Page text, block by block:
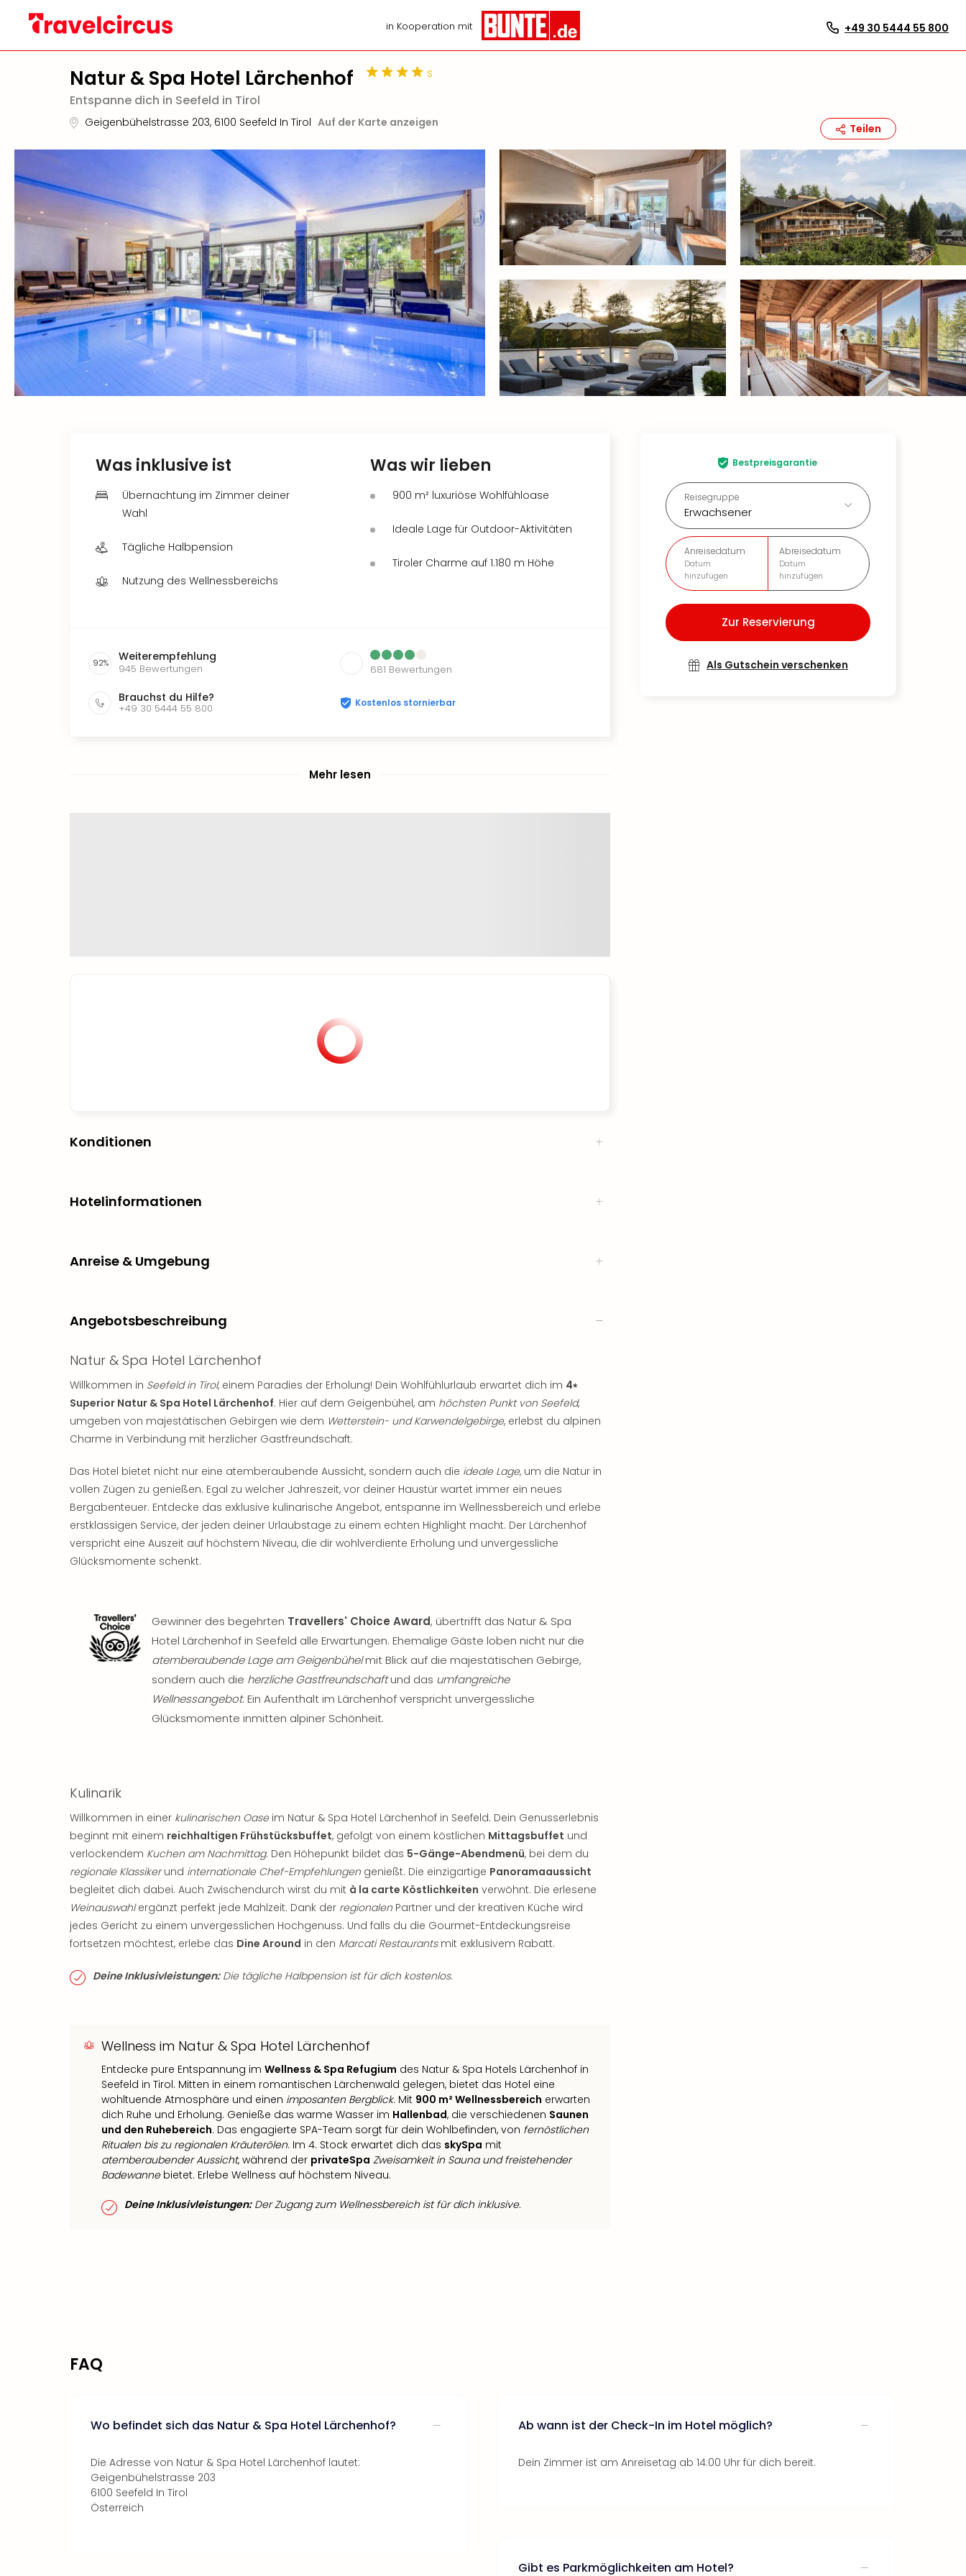
in Kooperation mit +49 30 5444 55 800
Natur & Spa Hotel Lärchenhof
s
Entspanne dich in Seefeld in Tirol
Geigenbühelstrasse 203, 6100 Seefeld In Tirol Auf der Karte anzeigen Teilen
Bestpreisgarantie
Reisegruppe
Erwachsener
Anreisedatum
Datum
hinzufügen
Abreisedatum
Datum
hinzufügen
Zur Reservierung
Als Gutschein verschenken
Was inklusive ist
Übernachtung im Zimmer deiner
Wahl
Tägliche Halbpension
Nutzung des Wellnessbereichs
Was wir lieben
900 m² luxuriöse Wohlfühloase
Ideale Lage für Outdoor-Aktivitäten
Tiroler Charme auf 1.180 m Höhe
92% Weiterempfehlung
945 Bewertungen 681 Bewertungen
Brauchst du Hilfe?
+49 30 5444 55 800 Kostenlos stornierbar
Mehr lesen
Konditionen
Hotelinformationen
Anreise & Umgebung
Angebotsbeschreibung
Natur & Spa Hotel Lärchenhof
Willkommen in Seefeld in Tirol, einem Paradies der Erholung! Dein Wohlfühlurlaub erwartet dich im 4⭑
Superior Natur & Spa Hotel Lärchenhof. Hier auf dem Geigenbühel, am höchsten Punkt von Seefeld,
umgeben von majestätischen Gebirgen wie dem Wetterstein- und Karwendelgebirge, erlebst du alpinen
Charme in Verbindung mit herzlicher Gastfreundschaft.
Das Hotel bietet nicht nur eine atemberaubende Aussicht, sondern auch die ideale Lage, um die Natur in
vollen Zügen zu genießen. Egal zu welcher Jahreszeit, vor deiner Haustür wartet immer ein neues
Bergabenteuer. Entdecke das exklusive kulinarische Angebot, entspanne im Wellnessbereich und erlebe
erstklassigen Service, der jeden deiner Urlaubstage zu einem echten Highlight macht. Der Lärchenhof
verspricht eine Auszeit auf höchstem Niveau, die dir wohlverdiente Erholung und unvergessliche
Glücksmomente schenkt.
Gewinner des begehrten Travellers' Choice Award, übertrifft das Natur & Spa
Hotel Lärchenhof in Seefeld alle Erwartungen. Ehemalige Gäste loben nicht nur die
atemberaubende Lage am Geigenbühelmit Blick auf die majestätischen Gebirge,
sondern auch die herzliche Gastfreundschaftund das umfangreiche
Wellnessangebot. Ein Aufenthalt im Lärchenhof verspricht unvergessliche
Glücksmomente inmitten alpiner Schönheit.
Kulinarik
Willkommen in einer kulinarischen Oaseim Natur & Spa Hotel Lärchenhof in Seefeld. Dein Genusserlebnis
beginnt mit einem reichhaltigen Frühstücksbuffet, gefolgt von einem köstlichen Mittagsbuffet und
verlockendem Kuchen am Nachmittag. Den Höhepunkt bildet das 5-Gänge-Abendmenü, bei dem du
regionale Klassikerund internationale Chef-Empfehlungen genießt. Die einzigartige Panoramaaussicht
begleitet dich dabei. Auch Zwischendurch wirst du mit à la carte Köstlichkeiten verwöhnt. Die erlesene
Weinauswahlergänzt perfekt jede Mahlzeit. Dank der regionalen Partner und der kreativen Küche wird
jedes Gericht zu einem unvergesslichen Hochgenuss. Und falls du die Gourmet-Entdeckungsreise
fortsetzen möchtest, erlebe das Dine Around in den Marcati Restaurantsmit exklusivem Rabatt.
Deine Inklusivleistungen:Die tägliche Halbpension ist für dich kostenlos.
Wellness im Natur & Spa Hotel Lärchenhof
Entdecke pure Entspannung im Wellness & Spa Refugium des Natur & Spa Hotels Lärchenhof in
Seefeld in Tirol. Mitten in einem romantischen Lärchenwald gelegen, bietet das Hotel eine
wohltuende Atmosphäre und einen imposanten Bergblick. Mit 900 m² Wellnessbereich erwarten
dich Ruhe und Erholung. Genieße das warme Wasser im Hallenbad, die verschiedenen Saunen
und den Ruhebereich. Das engagierte SPA-Team sorgt für dein Wohlbefinden, von fernöstlichen
Ritualen bis zu regionalen Kräuterölen. Im 4. Stock erwartet dich das skySpa mit
atemberaubender Aussicht, während der privateSpa Zweisamkeit in Sauna und freistehender
Badewannebietet. Erlebe Wellness auf höchstem Niveau.
Deine Inklusivleistungen:Der Zugang zum Wellnessbereich ist für dich inklusive.
FAQ
Wo befindet sich das Natur & Spa Hotel Lärchenhof?
Die Adresse von Natur & Spa Hotel Lärchenhof lautet:
Geigenbühelstrasse 203
6100 Seefeld In Tirol
Österreich
Ab wann ist der Check-In im Hotel möglich?
Dein Zimmer ist am Anreisetag ab 14:00 Uhr für dich bereit.
Gibt es Parkmöglichkeiten am Hotel?